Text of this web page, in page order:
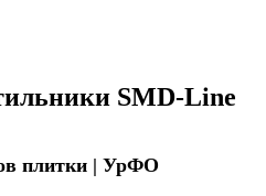
SMD-Line
плитки | УрФО